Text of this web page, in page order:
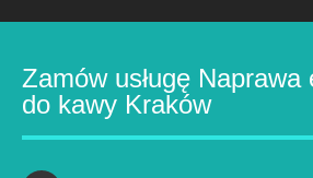
Zamów usługę Naprawa
do kawy Kraków